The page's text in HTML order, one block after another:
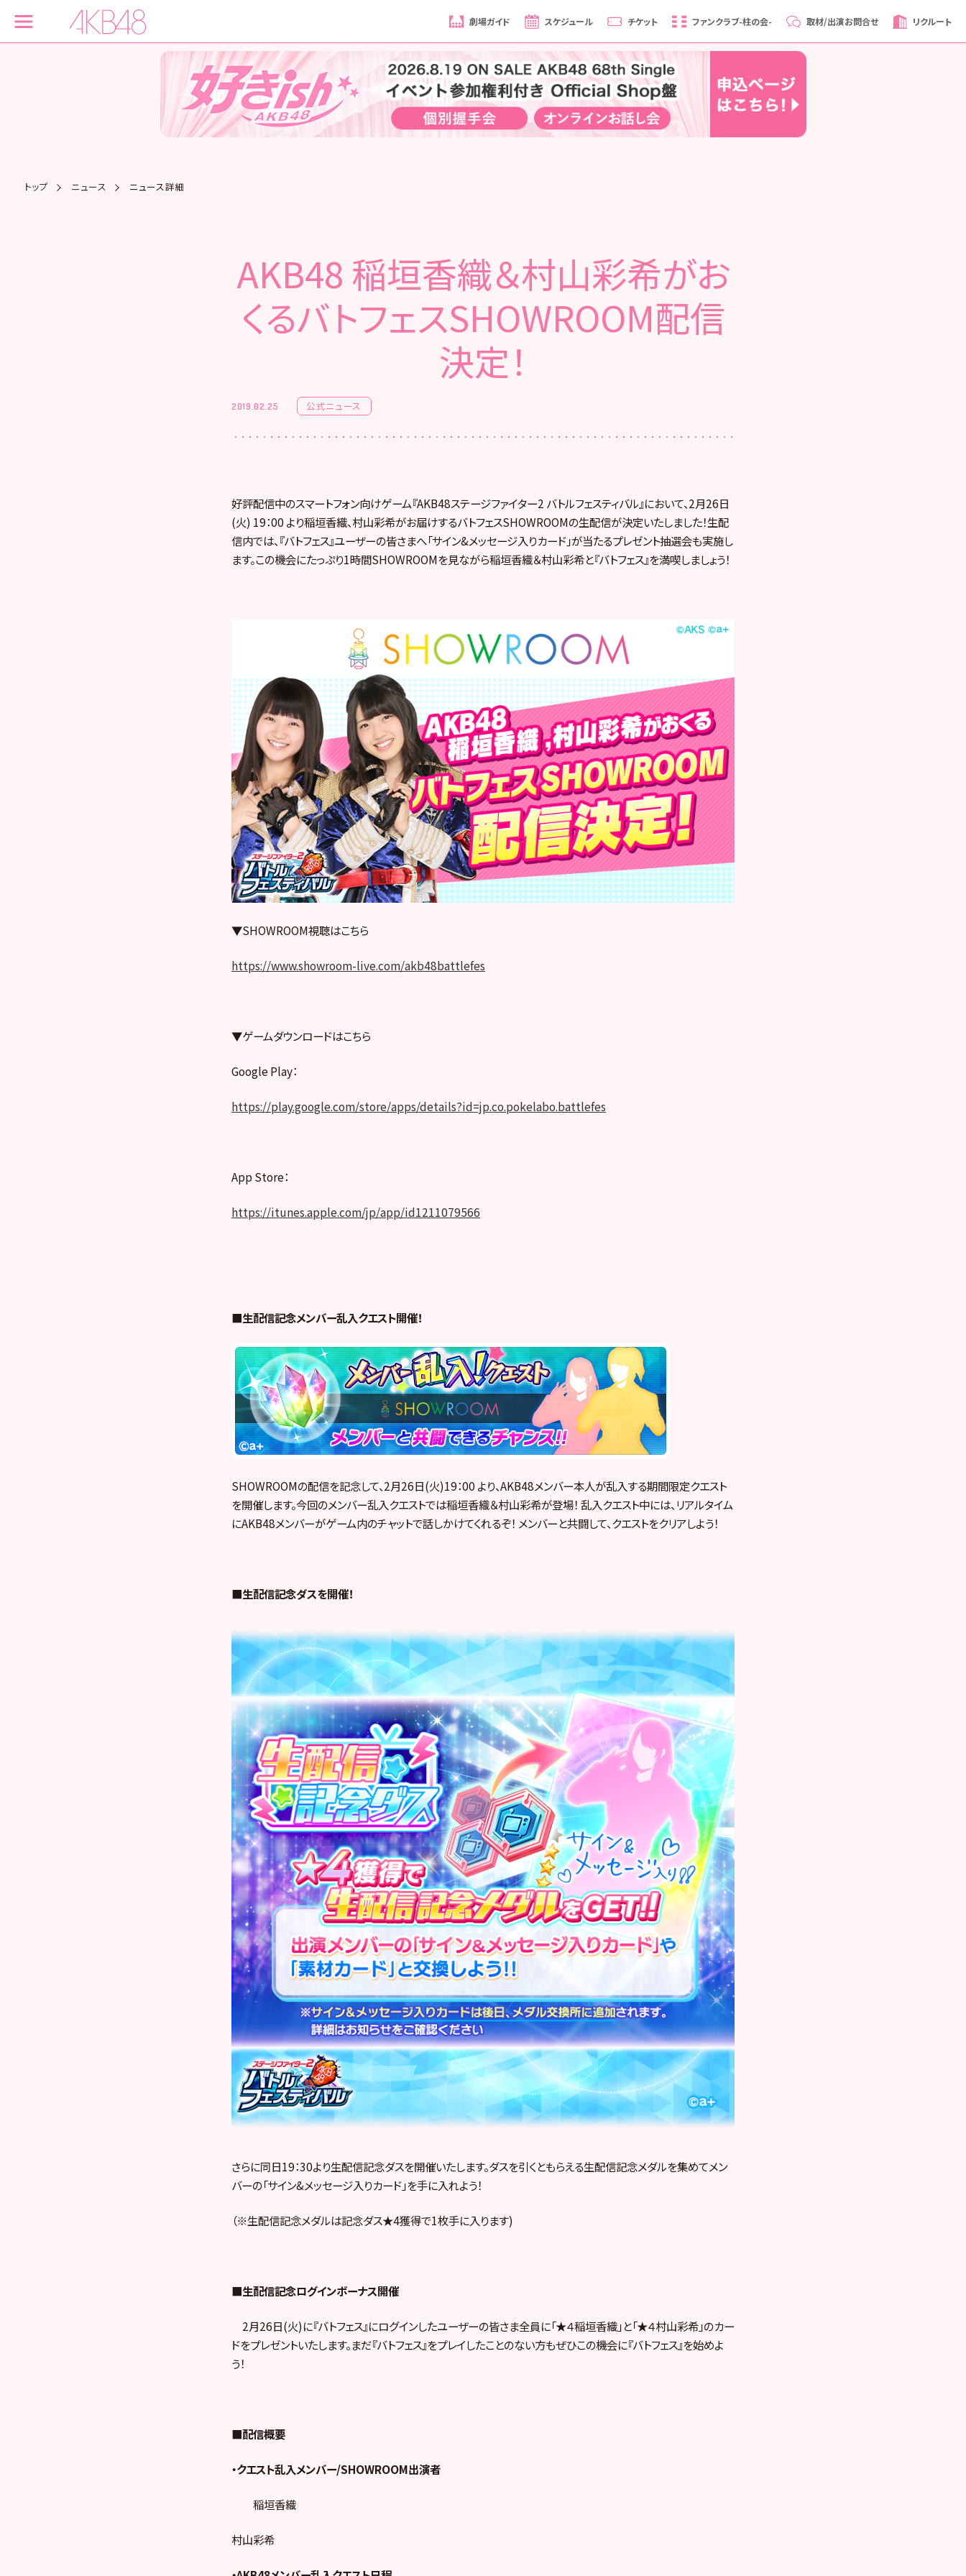
劇場ガイド スケジュール チケット ファンクラブ-柱の会- 取材/出演お問合せ リクルート
トップ ニュース ニュース詳細
AKB48 稲垣香織＆村山彩希がお
くるバトフェスSHOWROOM配信
決定！
2019.02.25 公式ニュース
好評配信中のスマートフォン向けゲーム『AKB48ステージファイター2 バトルフェスティバル』において、2月26日
(火) 19：00 より稲垣香織、村山彩希がお届けするバトフェスSHOWROOMの生配信が決定いたしました！生配
信内では、『バトフェス』ユーザーの皆さまへ「サイン&メッセージ入りカード」が当たるプレゼント抽選会も実施し
ます。この機会にたっぷり1時間SHOWROOMを見ながら稲垣香織＆村山彩希と『バトフェス』を満喫しましょう！
▼SHOWROOM視聴はこちら
https://www.showroom-live.com/akb48battlefes
▼ゲームダウンロードはこちら
Google Play：
https://play.google.com/store/apps/details?id=jp.co.pokelabo.battlefes
App Store：
https://itunes.apple.com/jp/app/id1211079566
■生配信記念メンバー乱入クエスト開催！
SHOWROOMの配信を記念して、2月26日(火)19：00 より、AKB48メンバー本人が乱入する期間限定クエスト
を開催します。今回のメンバー乱入クエストでは稲垣香織＆村山彩希が登場！ 乱入クエスト中には、リアルタイム
にAKB48メンバーがゲーム内のチャットで話しかけてくれるぞ！ メンバーと共闘して、クエストをクリアしよう！
■生配信記念ダスを開催！
さらに同日19：30より生配信記念ダスを開催いたします。ダスを引くともらえる生配信記念メダルを集めてメン
バーの「サイン&メッセージ入りカード」を手に入れよう！
（※生配信記念メダルは記念ダス★4獲得で1枚手に入ります)
■生配信記念ログインボーナス開催
2月26日(火)に『バトフェス』にログインしたユーザーの皆さま全員に「★４稲垣香織」と「★４村山彩希」のカー
ドをプレゼントいたします。まだ『バトフェス』をプレイしたことのない方もぜひこの機会に『バトフェス』を始めよ
う！
■配信概要
・クエスト乱入メンバー/SHOWROOM出演者
稲垣香織
村山彩希